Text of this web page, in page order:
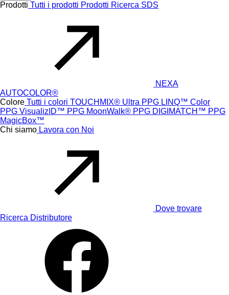
Prodotti Tutti i prodotti Prodotti Ricerca SDS
NEXA
AUTOCOLOR®
Colore Tutti i colori TOUCHMIX® Ultra PPG LINQ™ Color
PPG VisualizID™ PPG MoonWalk® PPG DIGIMATCH™ PPG
MagicBox™
Chi siamo Lavora con Noi
Dove trovare
Ricerca Distributore